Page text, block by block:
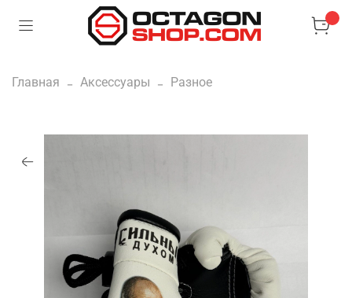
Главная Аксессуары Разное